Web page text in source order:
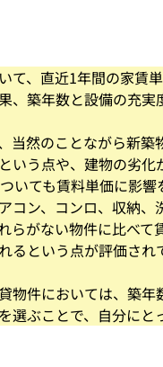
て、直近1年間の家賃
、築年数と設備の充
当然のことながら新
いう点や、建物の劣
いても賃料単価に影
コン、コンロ、収納
らがない物件に比べ
という点が評価され
物件においては、築
選ぶことで、自分にと